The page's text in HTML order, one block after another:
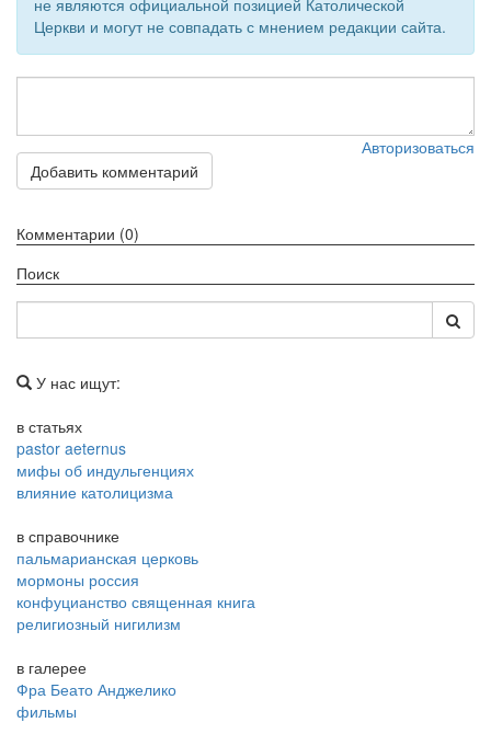
не являются официальной позицией Католической
Церкви и могут не совпадать с мнением редакции сайта.
Авторизоваться
Добавить комментарий
Комментарии (0)
Поиск
У нас ищут:
в статьях
pastor aeternus
мифы об индульгенциях
влияние католицизма
в справочнике
пальмарианская церковь
мормоны россия
конфуцианство священная книга
религиозный нигилизм
в галерее
Фра Беато Анджелико
фильмы